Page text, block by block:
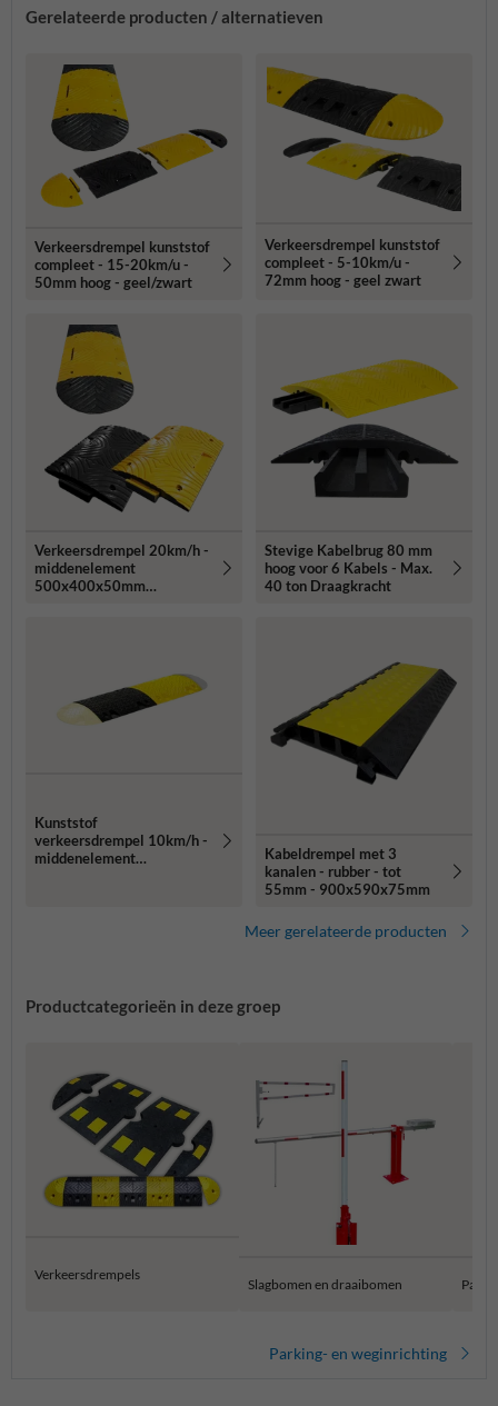
Gerelateerde producten / alternatieven
Verkeersdrempel kunststof
compleet - 15-20km/u -
50mm hoog - geel/zwart
Verkeersdrempel kunststof
compleet - 5-10km/u -
72mm hoog - geel zwart
Verkeersdrempel 20km/h -
middenelement
500x400x50mm
Stevige Kabelbrug 80 mm
hoog voor 6 Kabels - Max.
40 ton Draagkracht
Kunststof
verkeersdrempel 10km/h -
middenelement
Kabeldrempel met 3
kanalen - rubber - tot
55mm - 900x590x75mm
Meer gerelateerde producten
Productcategorieën in deze groep
Verkeersdrempels
Slagbomen en draaibomen
Parking- en weginrichting